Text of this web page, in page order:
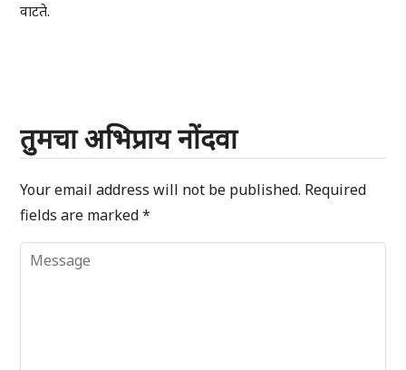
वाटते.
तुमचा अभिप्राय नोंदवा
Your email address will not be published. Required
fields are marked*